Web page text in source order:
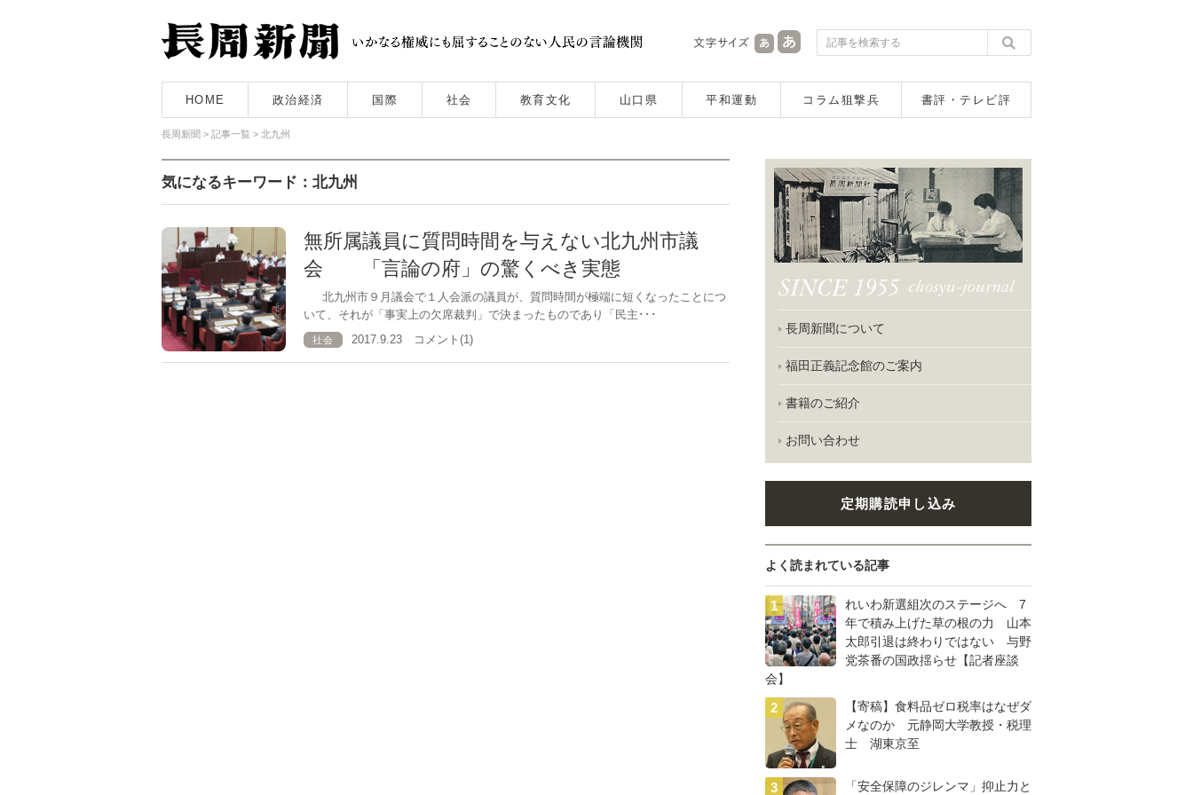
HOME 政治経済 国際 社会 教育文化 山口県 平和運動 コラム狙撃兵 書評・テレビ評
長周新聞 > 記事一覧 > 北九州
気になるキーワード：北九州
無所属議員に質問時間を与えない北九州市議
会 「言論の府」の驚くべき実態
北九州市９月議会で１人会派の議員が、質問時間が極端に短くなったことにつ
いて、それが「事実上の欠席裁判」で決まったものであり「民主･･･
社会 2017.9.23 コメント(1)
長周新聞について
福田正義記念館のご案内
書籍のご紹介
お問い合わせ
定期購読申し込み
よく読まれている記事
れいわ新選組次のステージへ 7
年で積み上げた草の根の力 山本
太郎引退は終わりではない 与野
党茶番の国政揺らせ【記者座談
会】
【寄稿】食料品ゼロ税率はなぜダ
メなのか 元静岡大学教授・税理
士 湖東京至
「安全保障のジレンマ」抑止力と